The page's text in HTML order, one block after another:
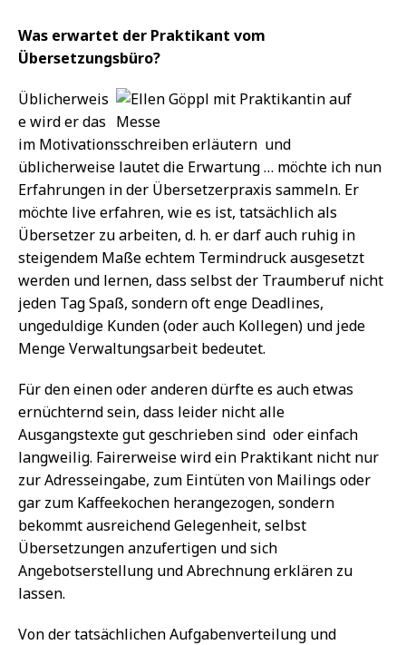
Was erwartet der Praktikant vom
Übersetzungsbüro?
Üblicherweis
e wird er das
im Motivationsschreiben erläutern  und
üblicherweise lautet die Erwartung … möchte ich nun
Erfahrungen in der Übersetzerpraxis sammeln. Er
möchte live erfahren, wie es ist, tatsächlich als
Übersetzer zu arbeiten, d. h. er darf auch ruhig in
steigendem Maße echtem Termindruck ausgesetzt
werden und lernen, dass selbst der Traumberuf nicht
jeden Tag Spaß, sondern oft enge Deadlines,
ungeduldige Kunden (oder auch Kollegen) und jede
Menge Verwaltungsarbeit bedeutet.
Für den einen oder anderen dürfte es auch etwas
ernüchternd sein, dass leider nicht alle
Ausgangstexte gut geschrieben sind  oder einfach
langweilig. Fairerweise wird ein Praktikant nicht nur
zur Adresseingabe, zum Eintüten von Mailings oder
gar zum Kaffeekochen herangezogen, sondern
bekommt ausreichend Gelegenheit, selbst
Übersetzungen anzufertigen und sich
Angebotserstellung und Abrechnung erklären zu
lassen.
Von der tatsächlichen Aufgabenverteilung und